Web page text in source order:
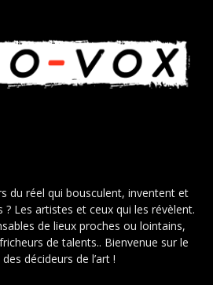
du réel qui bousculent, inventent et
Les artistes et ceux qui les révèlent.
de lieux proches ou lointains,
de talents.. Bienvenue sur le
décideurs de l’art !